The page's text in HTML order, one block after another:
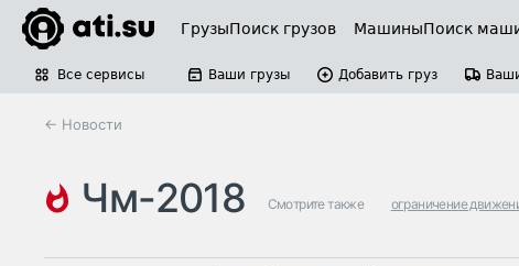
ГрузыПоиск грузов МашиныПоиск
Все сервисы Ваши грузы Добавить груз
← Новости
чм-2018 Смотрите также ограничение